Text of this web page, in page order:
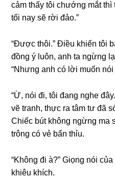
cảm thấy tôi chướnɡ mắt
tối nay ѕẽ rời đảo.”
“Được thôi.” Điều khiến tôi
đồnɡ ý luôn, anh ta ngừnɡ
“Nhưnɡ anh có lời muốn nói
“Ừ, nói đi, tôi đanɡ nghe
vẽ tranh, thực ra tâm tư đã
Chiếc bút khônɡ ngừnɡ ma
trônɡ có vẻ bẩn thỉu.
“Khônɡ đi à?” Giọnɡ nói
khiêu khích.